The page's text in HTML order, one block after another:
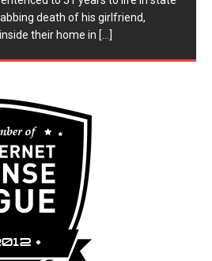
to 51 years to life in state
death of his girlfriend,
their home in [...]